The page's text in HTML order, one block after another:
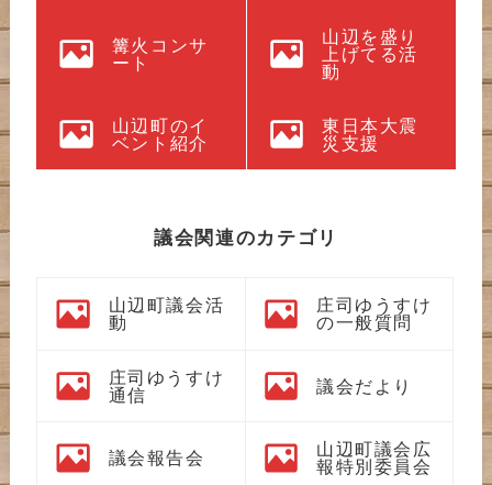
篝火コンサ
ート
山辺を盛り
上げてる活
動
山辺町のイ
ベント紹介
東日本大震
災支援
議会関連のカテゴリ
山辺町議会活
動
庄司ゆうすけ
の一般質問
庄司ゆうすけ
通信
議会だより
議会報告会
山辺町議会広
報特別委員会